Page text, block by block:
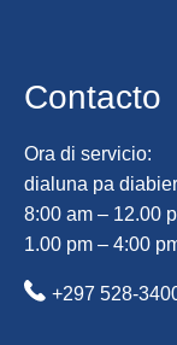
Contacto
Ora di servicio:
dialuna pa
8:00 am – 12.00
1.00 pm – 4:00
+297 528-